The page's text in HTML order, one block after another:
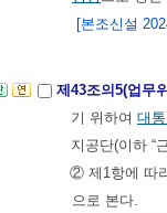
[본조신설
제43조의5(업무
기 위하여 대
지공단(이하 “
② 제1항에 따
으로 본다.